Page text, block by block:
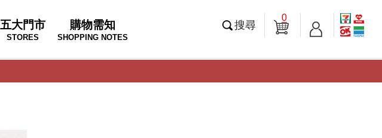
五大門市
STORES
購物需知
SHOPPING NOTES
搜尋
0